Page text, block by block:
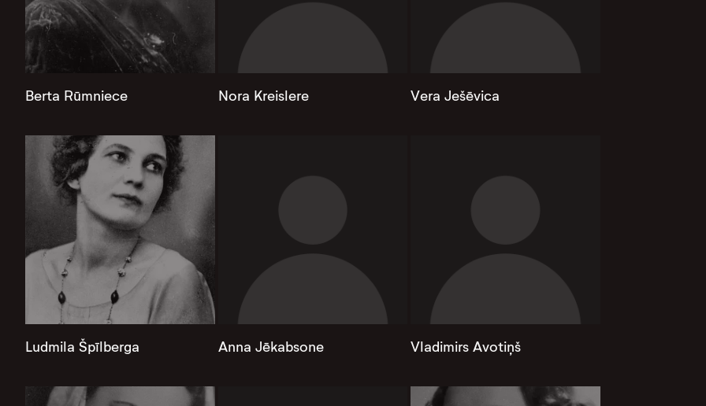
Berta Rūmniece Nora Kreislere Vera Ješēvica
Ludmila Špīlberga Anna Jēkabsone Vladimirs Avotiņš